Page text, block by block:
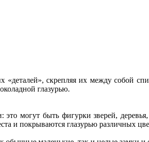
скрепляя их между собой
глазурью.
могут быть фигурки зверей,
и покрываются глазурью различных